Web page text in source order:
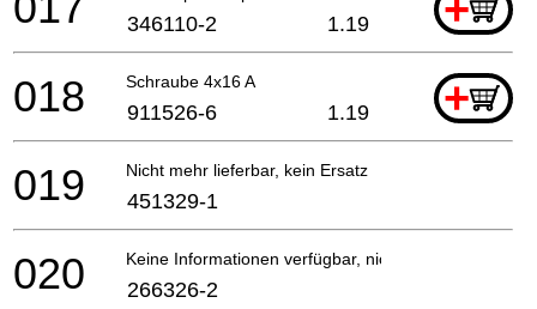
346110-2 1.19
Schraube 4x16 A +
018 911526-6 1.19
Nicht mehr lieferbar, kein Ersatz
019 451329-1
Keine Informationen verfügbar, nicht bestellbar
020 266326-2